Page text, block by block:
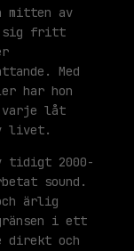
mitten av
sig fritt
Med
har hon
varje låt
livet.
tidigt 2000-
sound.
ärlig
i ett
direkt och